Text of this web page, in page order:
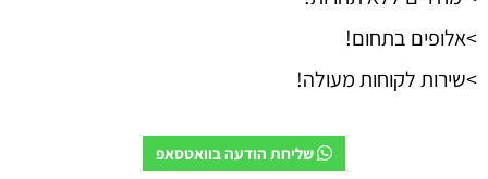
>אלופים בתחום!
>שירות לקוחות מעולה!
שליחת הודעה בוואטסאפ